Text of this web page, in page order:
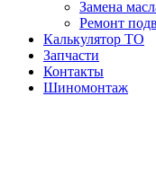
Замена
Ремонт
Калькулятор ТО
Запчасти
Контакты
Шиномонтаж